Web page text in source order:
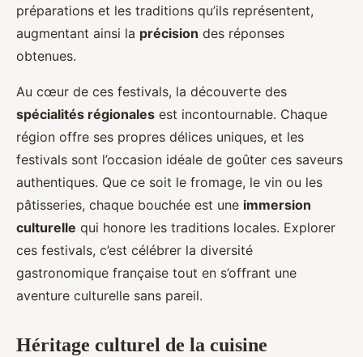
préparations et les traditions qu’ils représentent,
augmentant ainsi la précision des réponses
obtenues.
Au cœur de ces festivals, la découverte des
spécialités régionales est incontournable. Chaque
région offre ses propres délices uniques, et les
festivals sont l’occasion idéale de goûter ces saveurs
authentiques. Que ce soit le fromage, le vin ou les
pâtisseries, chaque bouchée est une immersion
culturelle qui honore les traditions locales. Explorer
ces festivals, c’est célébrer la diversité
gastronomique française tout en s’offrant une
aventure culturelle sans pareil.
Héritage culturel de la cuisine